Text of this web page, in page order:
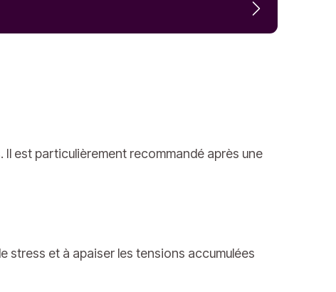
est particulièrement recommandé après une
stress et à apaiser les tensions accumulées